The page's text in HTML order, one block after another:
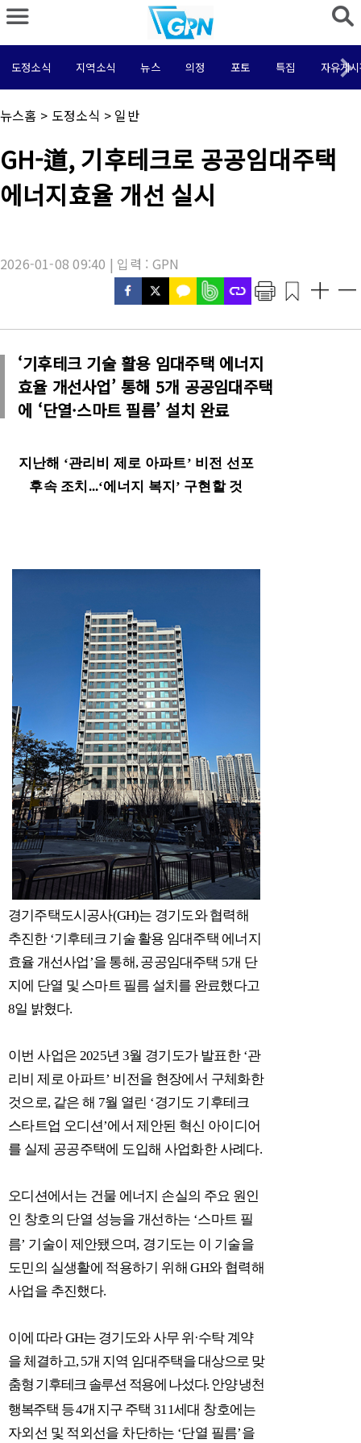
도정소식 지역소식 뉴스 의정 포토 특집 자유게
채
널
:
뉴스홈 > 도정소식 > 일반
사
목
GH-道, 기후테크로 공공임대주택
에너지효율 개선 실시
2026-01-08 09:40 | 입력 : GPN
‘기후테크 기술 활용 임대주택 에너지
효율 개선사업’ 통해 5개 공공임대주택
에 ‘단열·스마트 필름’ 설치 완료
지난해 ‘관리비 제로 아파트’ 비전 선포
후속 조치 ...‘에너지 복지 ’ 구현할 것
경기주택도시공사(GH)는 경기도와 협력해
추진한 ‘기후테크 기술 활용 임대주택 에너지
효율 개선사업’을 통해,공공임대주택 5개 단
지에 단열 및 스마트 필름 설치를 완료했다고
8일 밝혔다.
이번 사업은 2025년 3월 경기도가 발표한 ‘관
리비 제로 아파트’ 비전을 현장에서 구체화한
것으로, 같은 해 7월 열린 ‘경기도 기후테크
스타트업 오디션’에서 제안된 혁신 아이디어
를 실제 공공주택에 도입해 사업화한 사례다.
오디션에서는 건물 에너지 손실의 주요 원인
인 창호의 단열 성능을 개선하는 ‘스마트 필
름’ 기술이 제안됐으며, 경기도는 이 기술을
도민의 실생활에 적용하기 위해GH와 협력해
사업을 추진했다.
이에 따라GH는 경기도와 사무 위 ·수탁 계약
을 체결하고, 5개 지역 임대주택을대상으로 맞
춤형 기후테크 솔루션 적용에 나섰다. 안양 냉천
행복주택 등4개 지구 주택 311세대 창호에는
자외선 및 적외선을 차단하는 ‘단열 필름’을